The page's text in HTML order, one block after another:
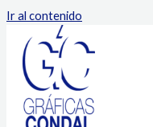
Ir al contenido